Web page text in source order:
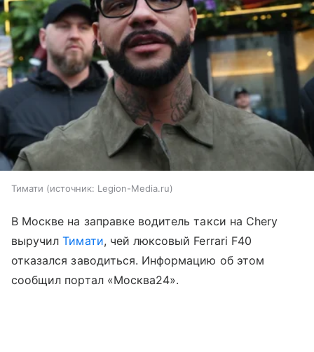
Тимати источник: Legion-Media.ru
В Москве на заправке водитель такси на Chery
выручилТимати, чей люксовый Ferrari F40
отказался заводиться. Информацию об этом
сообщил портал «Москва24».